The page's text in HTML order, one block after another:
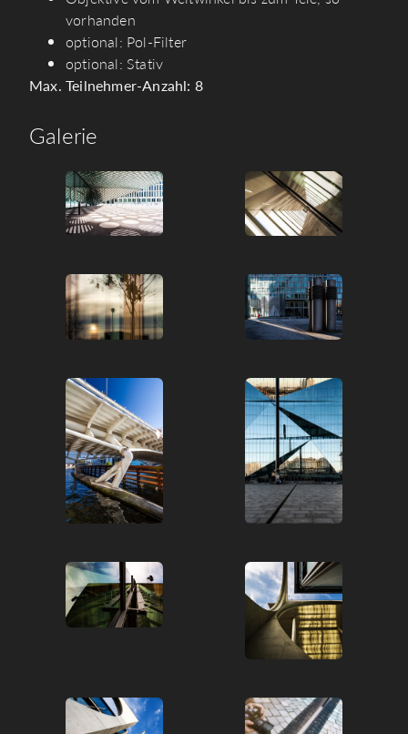
vorhanden
optional: Pol-Filter
optional: Stativ
Max. Teilnehmer-Anzahl: 8
Galerie